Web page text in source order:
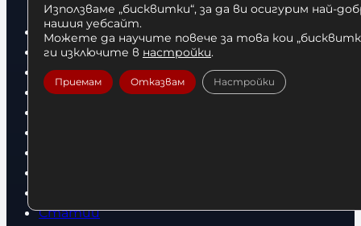
Начало
Нови продукти
Общи условия
Политика за поверителност
Статии
Използваме „бисквитки“, за да ви осигурим най-
нашия уебсайт.
Можете да научите повече за това кои
ги изключите в настройки.
Приемам Отказвам Настройки